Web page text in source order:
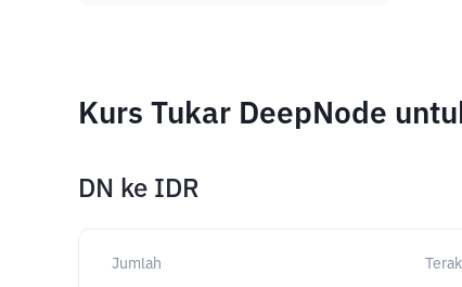
Kurs Tukar DeepNode
DN ke IDR
Jumlah